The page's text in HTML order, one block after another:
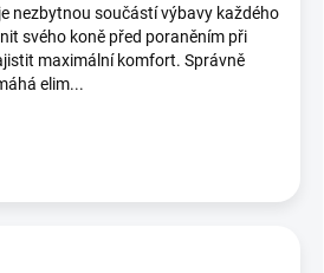
nezbytnou součástí výbavy každého
svého koně před poraněním při
maximální komfort. Správně
elim...